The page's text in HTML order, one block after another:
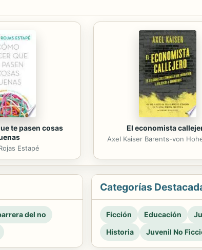
te pasen cosas
Estapé
El economista
Axel Kaiser Barents-von
del no
Categorías
Ficción Educación
Historia
Juvenil No